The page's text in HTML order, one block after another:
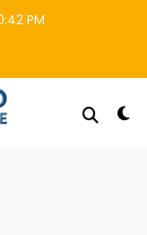
PM